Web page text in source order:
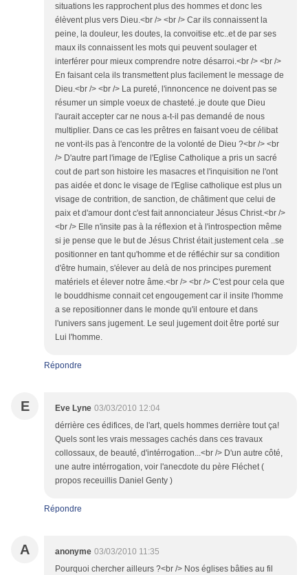
situations les rapprochent plus des hommes et donc les
élèvent plus vers Dieu.<br /> <br /> Car ils connaissent la
peine, la douleur, les doutes, la convoitise etc..et de par ses
maux ils connaissent les mots qui peuvent soulager et
interférer pour mieux comprendre notre désarroi.<br /> <br />
En faisant cela ils transmettent plus facilement le message de
Dieu.<br /> <br /> La pureté, l'innoncence ne doivent pas se
résumer un simple voeux de chasteté..je doute que Dieu
l'aurait accepter car ne nous a-t-il pas demandé de nous
multiplier. Dans ce cas les prêtres en faisant voeu de célibat
ne vont-ils pas à l'encontre de la volonté de Dieu ?<br /> <br
/> D'autre part l'image de l'Eglise Catholique a pris un sacré
cout de part son histoire les masacres et l'inquisition ne l'ont
pas aidée et donc le visage de l'Eglise catholique est plus un
visage de contrition, de sanction, de châtiment que celui de
paix et d'amour dont c'est fait annonciateur Jésus Christ.<br />
<br /> Elle n'insite pas à la réflexion et à l'introspection même
si je pense que le but de Jésus Christ était justement cela ..se
positionner en tant qu'homme et de réfléchir sur sa condition
d'être humain, s'élever au delà de nos principes purement
matériels et élever notre âme.<br /> <br /> C'est pour cela que
le bouddhisme connait cet engougement car il insite l'homme
a se repositionner dans le monde qu'il entoure et dans
l'univers sans jugement. Le seul jugement doit être porté sur
Lui l'homme.
Répondre
E Eve Lyne 03/03/2010 12:04
dérrière ces édifices, de l'art, quels hommes derrière tout ça!
Quels sont les vrais messages cachés dans ces travaux
collossaux, de beauté, d'intérrogation...<br /> D'un autre côté,
une autre intérrogation, voir l'anecdote du père Fléchet (
propos receuillis Daniel Genty )
Répondre
A anonyme 03/03/2010 11:35
Pourquoi chercher ailleurs ?<br /> Nos églises bâties au fil